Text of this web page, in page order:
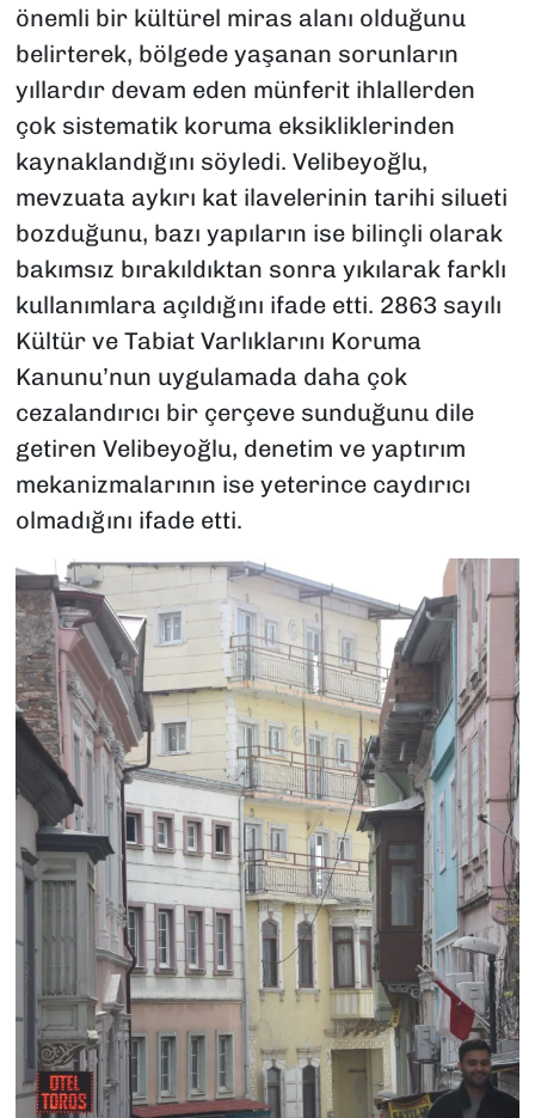
önemli bir kültürel miras alanı olduğunu
belirterek, bölgede yaşanan sorunların
yıllardır devam eden münferit ihlallerden
çok sistematik koruma eksikliklerinden
kaynaklandığını söyledi. Velibeyoğlu,
mevzuata aykırı kat ilavelerinin tarihi silueti
bozduğunu, bazı yapıların ise bilinçli olarak
bakımsız bırakıldıktan sonra yıkılarak farklı
kullanımlara açıldığını ifade etti. 2863 sayılı
Kültür ve Tabiat Varlıklarını Koruma
Kanunu’nun uygulamada daha çok
cezalandırıcı bir çerçeve sunduğunu dile
getiren Velibeyoğlu, denetim ve yaptırım
mekanizmalarının ise yeterince caydırıcı
olmadığını ifade etti.